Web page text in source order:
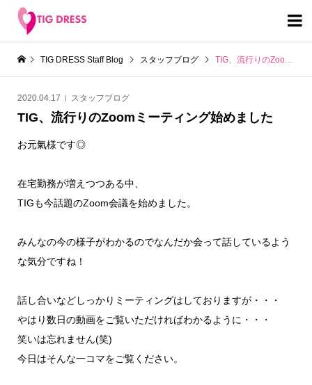

TIG DRESS Staff Blog スタッフブログ TIG、流行りのZoomミーティング始めました
2020.04.17 スタッフブログ
TIG、流行りのZoomミーティング始めました
お元氣様です◎
在宅勤務が増えつつある中、
TIGも今話題のZoom会議を始めました。
みんなの今の様子がわかるのでなんだか会って話しているよう
な気分ですね！
話し合いなどしっかりミーティングはしておりますが・・・
やはり数日の動画をご覧いただければわかるように・・・
笑いは忘れません(笑)
今日はそんな一コマをご覧ください。